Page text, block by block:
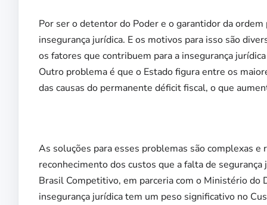
Por ser o detentor do Poder e o garantidor da
insegurança jurídica. E os motivos para isso são
os fatores que contribuem para a insegurança
Outro problema é que o Estado figura entre os
das causas do permanente déficit fiscal, o que
As soluções para esses problemas são complexas
reconhecimento dos custos que a falta de
Brasil Competitivo, em parceria com o Ministério do
insegurança jurídica tem um peso significativo no